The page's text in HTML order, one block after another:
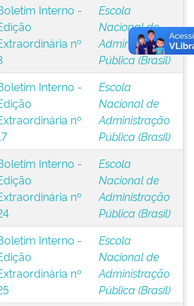
Interno -
nº
Escola
Nacional de
Administração
Pública (Brasil)
Interno -
nº
Escola
Nacional de
Administração
Pública (Brasil)
Interno -
nº
Escola
Nacional de
Administração
Pública (Brasil)
Interno -
nº
Escola
Nacional de
Administração
Pública (Brasil)